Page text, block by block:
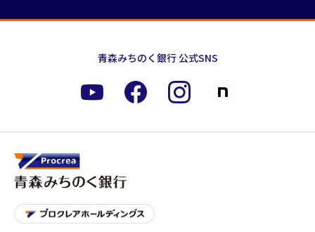
青森みちのく銀行 公式SNS